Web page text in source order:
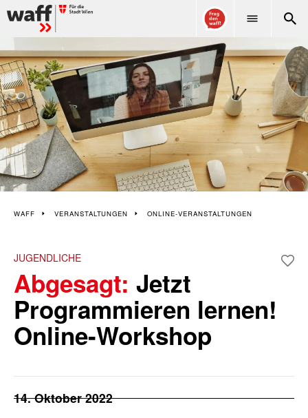
WAFF VERANSTALTUNGEN ONLINE-VERANSTALTUNGEN
JUGENDLICHE
Abgesagt: Jetzt
Programmieren lernen!
Online-Workshop
14. Oktober 2022